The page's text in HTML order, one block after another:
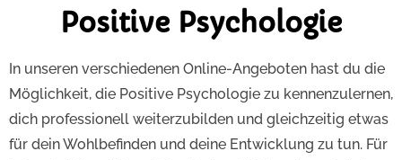
Positive Psychologie
In unseren verschiedenen Online-Angeboten hast du die
Möglichkeit, die Positive Psychologie zu kennenzulernen,
dich professionell weiterzubilden und gleichzeitig etwas
für dein Wohlbefinden und deine Entwicklung zu tun. Für